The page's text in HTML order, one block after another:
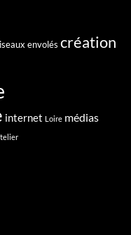
envolés création
internet Loire médias